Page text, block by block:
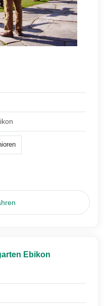
Ebikon